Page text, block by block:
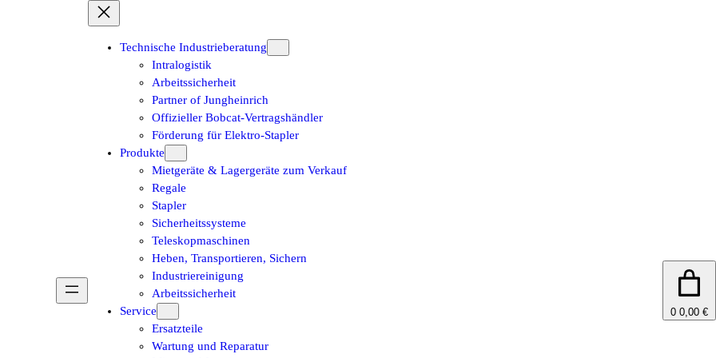
Technische Industrieberatung
Intralogistik
Arbeitssicherheit
Partner of Jungheinrich
Offizieller Bobcat-Vertragshändler
Förderung für Elektro-Stapler
Produkte
Mietgeräte & Lagergeräte zum Verkauf
Regale
Stapler
Sicherheitssysteme
Teleskopmaschinen
Heben, Transportieren, Sichern
Industriereinigung
Arbeitssicherheit
Service
Ersatzteile
Wartung und Reparatur
0 0,00 €